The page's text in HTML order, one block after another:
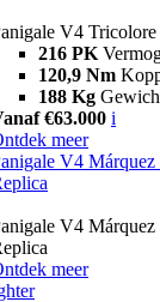
V4 Tricolore
216 PK
120,9 Nm
188 Kg
€63.000 i
meer
V4 Márquez
V4
meer